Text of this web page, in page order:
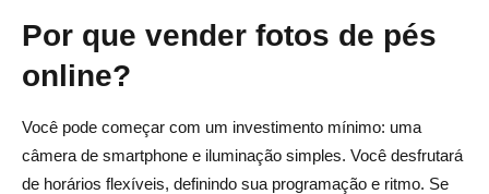
Por que vender fotos de pés
online?
Você pode começar com um investimento mínimo: uma
câmera de smartphone e iluminação simples. Você desfrutará
de horários flexíveis, definindo sua programação e ritmo. Se